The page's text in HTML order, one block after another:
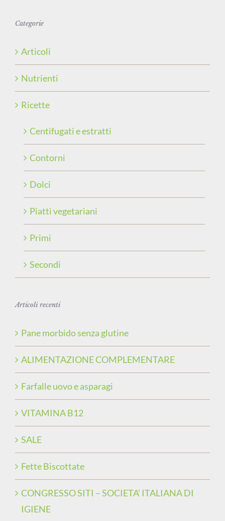
Categorie
Articoli
Nutrienti
Ricette
Centifugati e estratti
Contorni
Dolci
Piatti vegetariani
Primi
Secondi
Articoli recenti
Pane morbido senza glutine
ALIMENTAZIONE COMPLEMENTARE
Farfalle uovo e asparagi
VITAMINA B12
SALE
Fette Biscottate
CONGRESSO SITI – SOCIETA’ ITALIANA DI
IGIENE